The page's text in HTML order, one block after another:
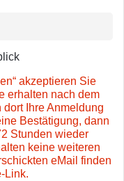
akzeptieren Sie
erhalten nach dem
Ihre Anmeldung
Bestätigung, dann
Stunden wieder
keine weiteren
eMail finden
Link.